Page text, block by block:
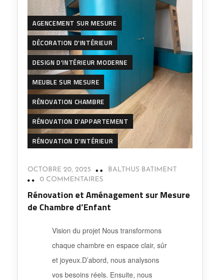
AGENCEMENT SUR MESURE
DÉCORATION D'INTÉRIEUR
DESIGN D'INTÉRIEUR MODERNE
MEUBLE SUR MESURE
RÉNOVATION CHAMBRE
RÉNOVATION D'APPARTEMENT
RÉNOVATION D'INTÉRIEUR
OCTOBRE 20, 2025
BALTHUS BATIMENT
0 COMMENTAIRES
Rénovation et Aménagement sur Mesure
de Chambre d’Enfant
Vision du projet Nous transformons
chaque chambre en espace clair, sûr
et joyeux.D’abord, nous analysons
vos besoins réels. Ensuite, nous